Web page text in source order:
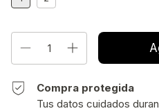
Compra protegida
Tus datos cuidados